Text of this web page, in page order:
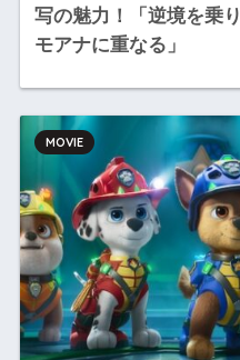
写の魅力！「逆境を乗
モアナに重なる」
MOVIE